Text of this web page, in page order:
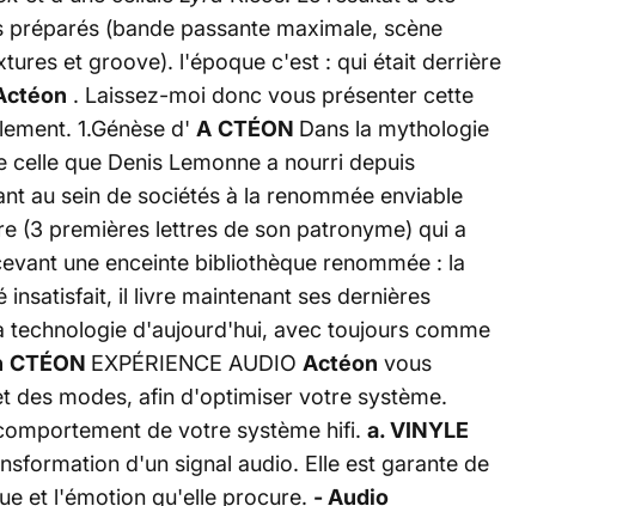
(bande passante maximale, scène
et groove). l'époque c'est : qui était derrière
. Laissez-moi donc vous présenter cette
1.Génèse d' A CTÉON Dans la mythologie
que Denis Lemonne a nourri depuis
au sein de sociétés à la renommée enviable
(3 premières lettres de son patronyme) qui a
une enceinte bibliothèque renommée : la
insatisfait, il livre maintenant ses dernières
technologie d'aujourd'hui, avec toujours comme
CTÉON EXPÉRIENCE AUDIO Actéon vous
des modes, afin d'optimiser votre système.
de votre système hifi. a. VINYLE
d'un signal audio. Elle est garante de
et l'émotion qu'elle procure. - Audio